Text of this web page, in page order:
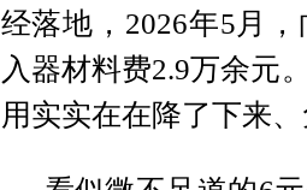
经落地，2026年5月
入器材料费2.9万余元
用实实在在降了下来